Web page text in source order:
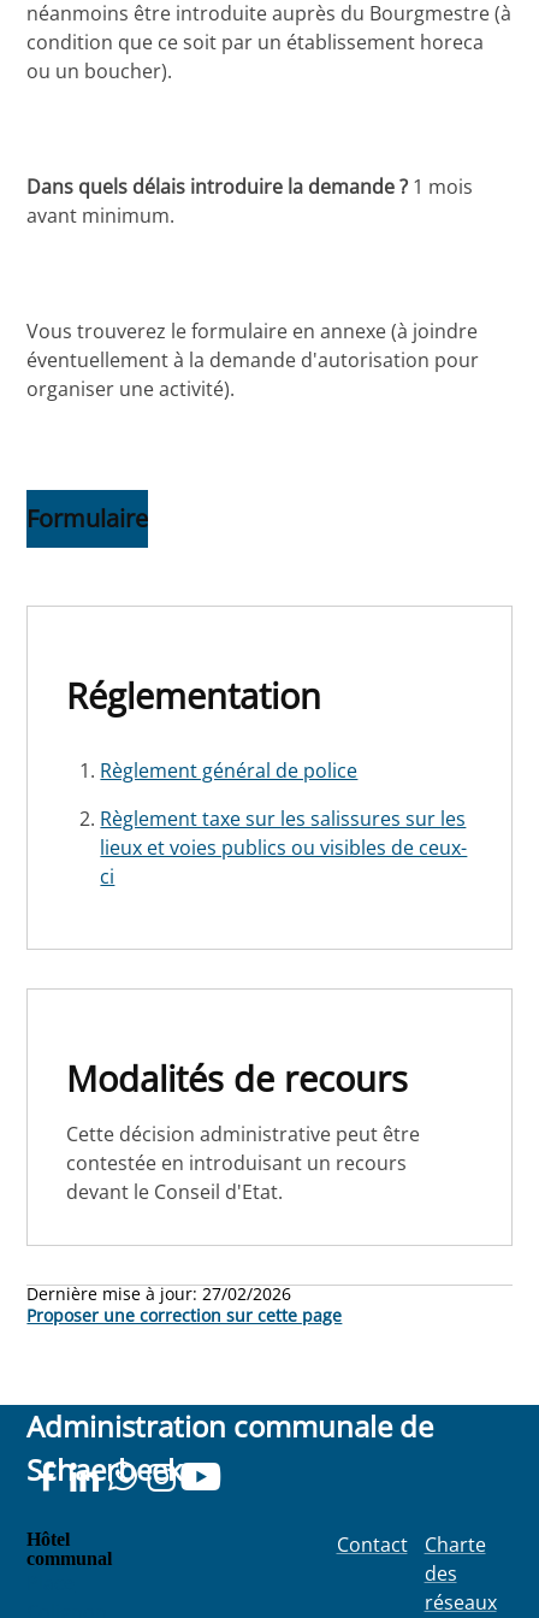
néanmoins être introduite auprès du Bourgmestre (à
condition que ce soit par un établissement horeca
ou un boucher).
Dans quels délais introduire la demande ? 1 mois
avant minimum.
Vous trouverez le formulaire en annexe (à joindre
éventuellement à la demande d'autorisation pour
organiser une activité).
Formulaire
Réglementation
Règlement général de police
Règlement taxe sur les salissures sur les
lieux et voies publics ou visibles de ceux-
ci
Modalités de recours
Cette décision administrative peut être
contestée en introduisant un recours
devant le Conseil d'Etat.
Dernière mise à jour:27/02/2026
Proposer une correction sur cette page
Administration communale de
Schaerbeek
Hôtel
communal
Contact
Charte
des
réseaux